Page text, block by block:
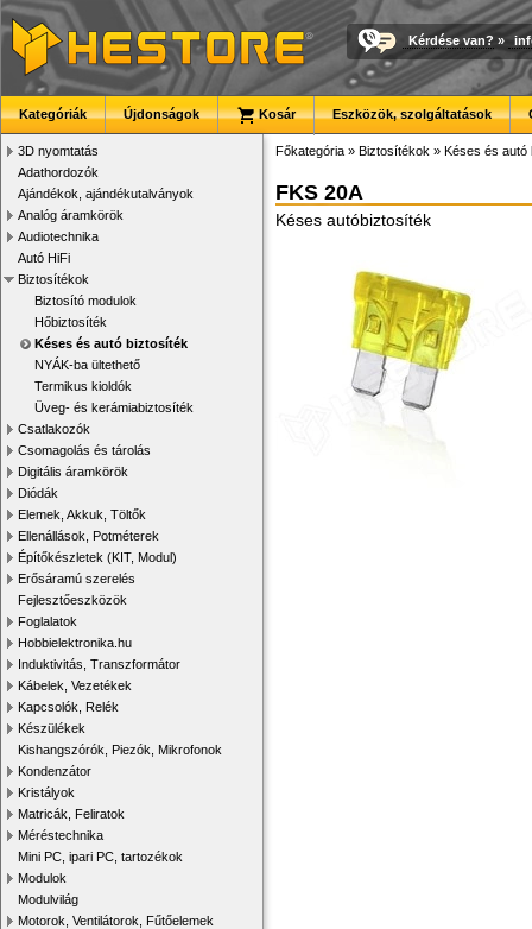
Kérdése van? »
Kategóriák Újdonságok Kosár Eszközök, szolgáltatások
3D nyomtatás
Adathordozók
Ajándékok, ajándékutalványok
Analóg áramkörök
Audiotechnika
Autó HiFi
Biztosítékok
Biztosító modulok
Hőbiztosíték
Késes és autó biztosíték
NYÁK-ba ültethető
Termikus kioldók
Üveg- és kerámiabiztosíték
Csatlakozók
Csomagolás és tárolás
Digitális áramkörök
Diódák
Elemek, Akkuk, Töltők
Ellenállások, Potméterek
Építőkészletek (KIT, Modul)
Erősáramú szerelés
Fejlesztőeszközök
Foglalatok
Hobbielektronika.hu
Induktivitás, Transzformátor
Kábelek, Vezetékek
Kapcsolók, Relék
Készülékek
Kishangszórók, Piezók, Mikrofonok
Kondenzátor
Kristályok
Matricák, Feliratok
Méréstechnika
Mini PC, ipari PC, tartozékok
Modulok
Modulvilág
Motorok, Ventilátorok, Fűtőelemek
Főkategória » Biztosítékok » Késes és autó
FKS 20A
Késes autóbiztosíték